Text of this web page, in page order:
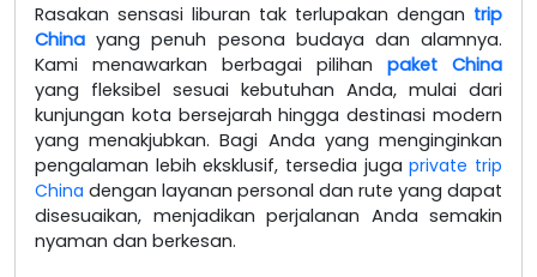
Rasakan sensasi liburan tak terlupakan dengan trip
China yang penuh pesona budaya dan alamnya.
Kami menawarkan berbagai pilihan paket China
yang fleksibel sesuai kebutuhan Anda, mulai dari
kunjungan kota bersejarah hingga destinasi modern
yang menakjubkan. Bagi Anda yang menginginkan
pengalaman lebih eksklusif, tersedia jugaprivate trip
China dengan layanan personal dan rute yang dapat
disesuaikan, menjadikan perjalanan Anda semakin
nyaman dan berkesan.